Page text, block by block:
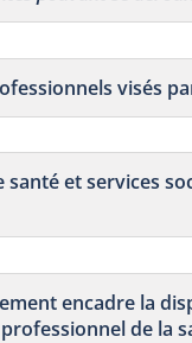
visés
santé et services
encadre la
de la